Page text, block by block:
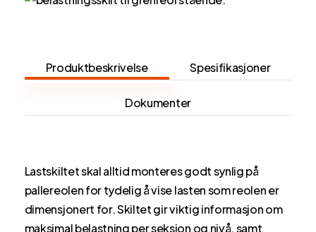
Produktbeskrivelse Spesifikasjoner
Dokumenter
Lastskiltet skal alltid monteres godt synlig på
pallereolen for tydelig å vise lasten som reolen er
dimensjonert for. Skiltet gir viktig informasjon om
maksimal belastning per seksjon og nivå, samt